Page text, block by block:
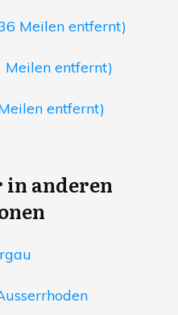
Meilen entfernt)
Meilen entfernt)
entfernt)
anderen